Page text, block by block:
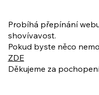
ukázkové
Probíhá přepínání
shovívavost.
Pokud byste něco
ZDE
Děkujeme za